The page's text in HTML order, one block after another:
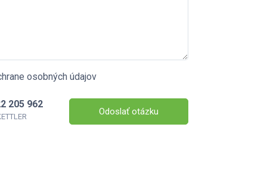
osobných údajov
205 962
Odoslať otázku